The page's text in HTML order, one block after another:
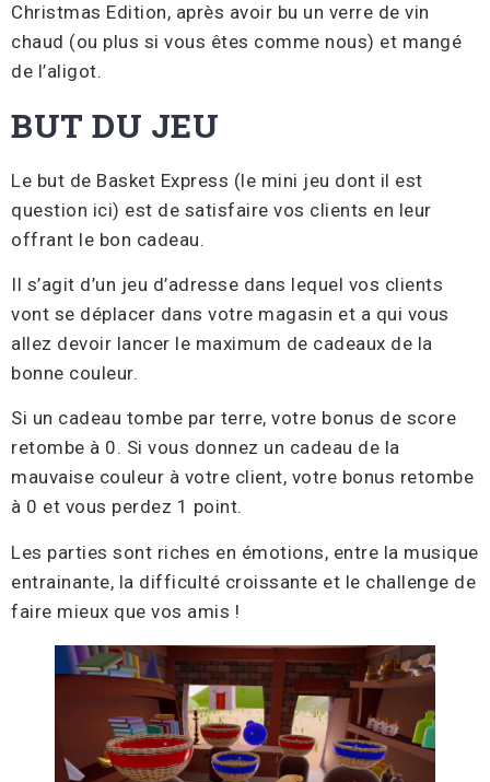
Christmas Edition, après avoir bu un verre de vin
chaud (ou plus si vous êtes comme nous) et mangé
de l’aligot.
BUT DU JEU
Le but de Basket Express (le mini jeu dont il est
question ici) est de satisfaire vos clients en leur
offrant le bon cadeau.
Il s’agit d’un jeu d’adresse dans lequel vos clients
vont se déplacer dans votre magasin et a qui vous
allez devoir lancer le maximum de cadeaux de la
bonne couleur.
Si un cadeau tombe par terre, votre bonus de score
retombe à 0. Si vous donnez un cadeau de la
mauvaise couleur à votre client, votre bonus retombe
à 0 et vous perdez 1 point.
Les parties sont riches en émotions, entre la musique
entrainante, la difficulté croissante et le challenge de
faire mieux que vos amis !